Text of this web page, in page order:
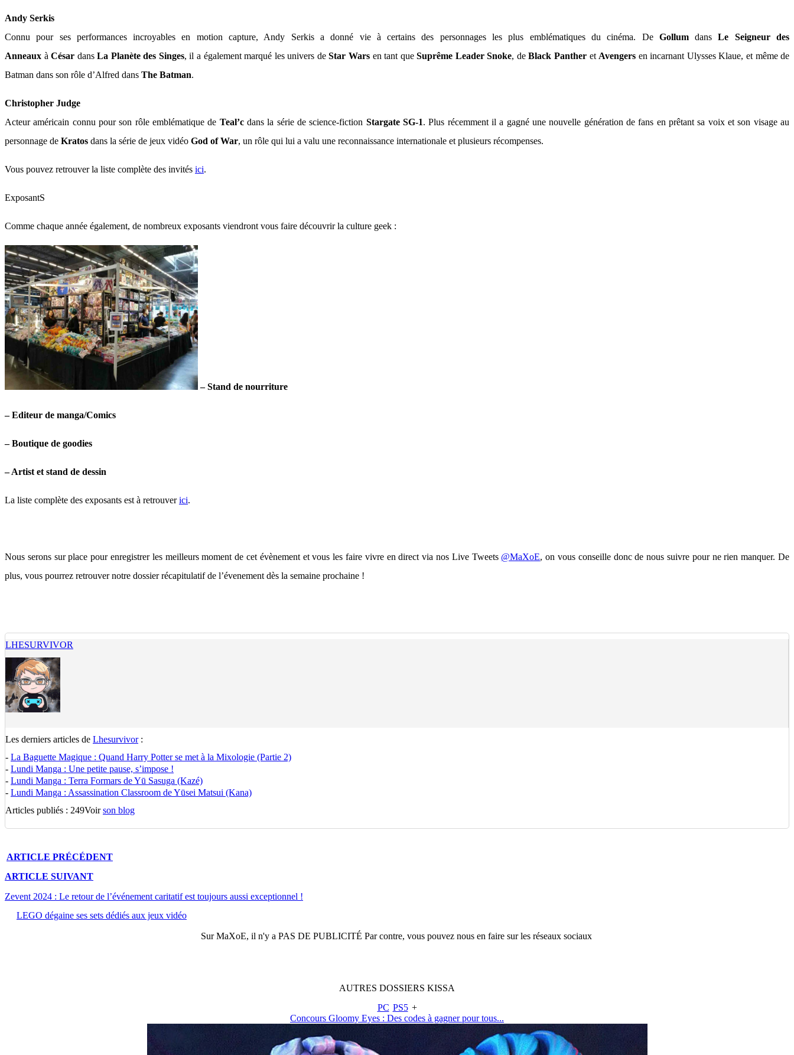
Andy Serkis
Connu pour ses performances incroyables en motion capture, Andy Serkis a donné vie à certains des personnages les plus emblématiques du cinéma. De GollumdansLe Seigneur des
Anneaux àCésar dansLa Planète des Singes, il a également marqué les univers deStar Wars en tant queSuprême Leader Snoke, deBlack Panther et Avengers en incarnant Ulysses Klaue, et même de
Batman dans son rôle d’Alfred dans The Batman.
Christopher Judge
Acteur américain connu pour son rôle emblématique de Teal’cdans la série de science-fiction Stargate SG-1. Plus récemment il a gagné une nouvelle génération de fans en prêtant sa voix et son visage au
personnage de Kratos dans la série de jeux vidéo God of War, un rôle qui lui a valu une reconnaissance internationale et plusieurs récompenses.
Vous pouvez retrouver la liste complète des invités ici.
ExposantS
Comme chaque année également, de nombreux exposants viendront vous faire découvrir la culture geek :
– Stand de nourriture
– Editeur de manga/Comics
– Boutique de goodies
– Artist et stand de dessin
La liste complète des exposants est à retrouverici.
Nous serons sur place pour enregistrer les meilleurs moment de cet évènement et vous les faire vivre en direct via nos Live Tweets @MaXoE, on vous conseille donc de nous suivre pour ne rien manquer. De
plus, vous pourrez retrouver notre dossier récapitulatif de l’évenement dès la semaine prochaine !
LHESURVIVOR
Les derniers articles de Lhesurvivor:
- La Baguette Magique : Quand Harry Potter se met à la Mixologie (Partie 2)
- Lundi Manga : Une petite pause, s’impose !
- Lundi Manga : Terra Formars de Yū Sasuga (Kazé)
- Lundi Manga : Assassination Classroom de Yūsei Matsui (Kana)
Articles publiés : 249Voirson blog
ARTICLE PRÉCÉDENT
ARTICLE SUIVANT
Zevent 2024 : Le retour de l’événement caritatif est toujours aussi exceptionnel !
LEGO dégaine ses sets dédiés aux jeux vidéo
SurMaXoE, il n'y a PAS DE PUBLICITÉ Par contre, vous pouvez nous en faire sur les réseaux sociaux
AUTRES DOSSIERS KISSA
PC PS5 +
Concours Gloomy Eyes : Des codes à gagner pour tous...